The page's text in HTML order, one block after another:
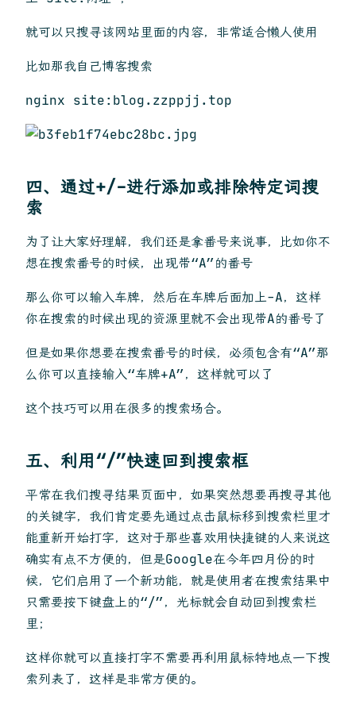
就可以只搜寻该网站里面的内容，非常适合懒人使用
比如那我自己博客搜索
nginx site:blog.zzppjj.top
四、通过+/-进行添加或排除特定词搜
索
为了让大家好理解，我们还是拿番号来说事，比如你不
想在搜索番号的时候，出现带“A”的番号
那么你可以输入车牌，然后在车牌后面加上-A，这样
你在搜索的时候出现的资源里就不会出现带A的番号了
但是如果你想要在搜索番号的时候，必须包含有“A”那
么你可以直接输入“车牌+A”，这样就可以了
这个技巧可以用在很多的搜索场合。
五、利用“/”快速回到搜索框
平常在我们搜寻结果页面中，如果突然想要再搜寻其他
的关键字，我们肯定要先通过点击鼠标移到搜索栏里才
能重新开始打字，这对于那些喜欢用快捷键的人来说这
确实有点不方便的，但是Google在今年四月份的时
候，它们启用了一个新功能，就是使用者在搜索结果中
只需要按下键盘上的“/”，光标就会自动回到搜索栏
里；
这样你就可以直接打字不需要再利用鼠标特地点一下搜
索列表了，这样是非常方便的。